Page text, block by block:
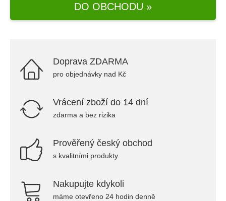
DO OBCHODU »
Doprava ZDARMA
pro objednávky nad Kč
Vrácení zboží do 14 dní
zdarma a bez rizika
Prověřený český obchod
s kvalitními produkty
Nakupujte kdykoli
máme otevřeno 24 hodin denně